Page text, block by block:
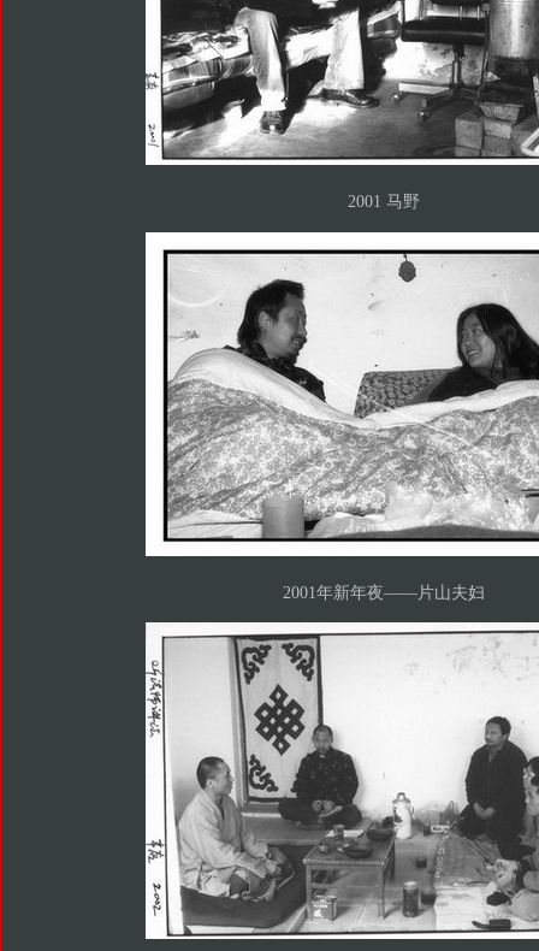
2001 马野
2001年新年夜——片山夫妇